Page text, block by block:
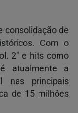
consolidação de
Com o
2" e hits como
atualmente a
nas principais
de 15 milhões